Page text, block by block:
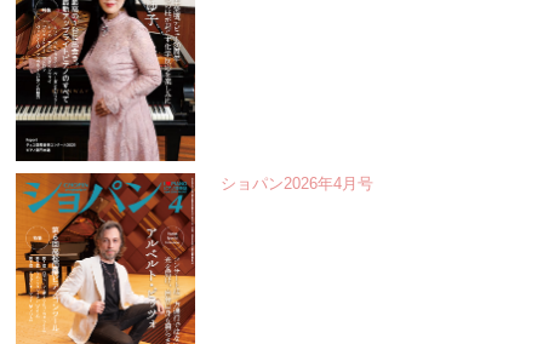
ショパン2026年4月号